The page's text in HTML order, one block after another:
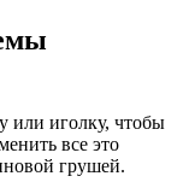
или иголку, чтобы
все это
грушей.